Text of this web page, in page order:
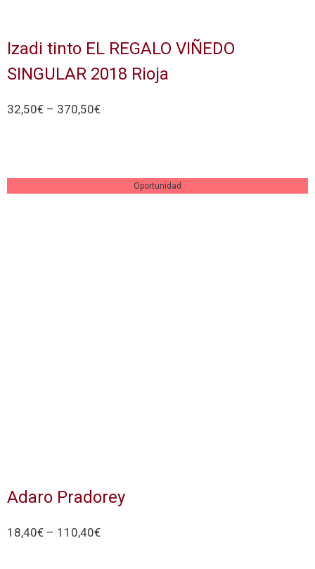
Izadi tinto EL REGALO VIÑEDO
SINGULAR 2018 Rioja
32,50€ – 370,50€
Oportunidad
Adaro Pradorey
18,40€ – 110,40€